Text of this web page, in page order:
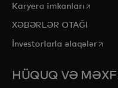
Karyera imkanlarıopens
XƏBƏRLƏR OTAĞI
İnvestorlarla əlaqələr
HÜQUQ VƏ